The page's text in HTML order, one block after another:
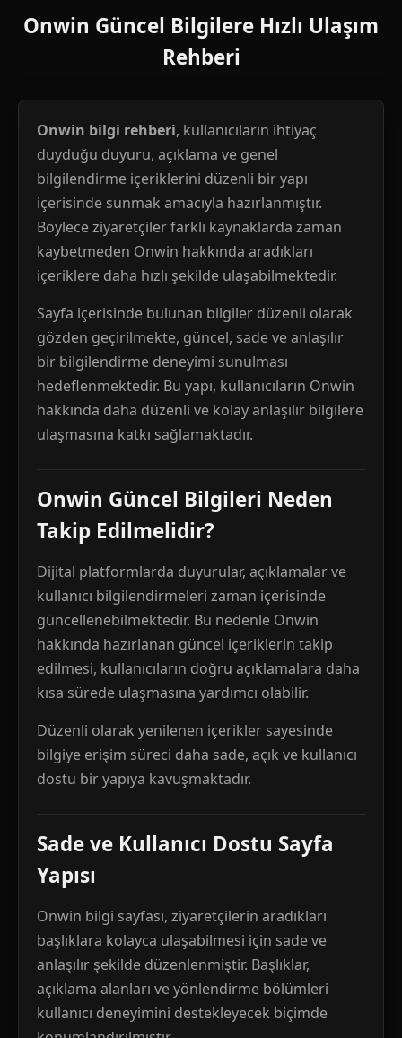
Onwin Güncel Bilgilere Hızlı Ulaşım
Rehberi
Onwin bilgi rehberi, kullanıcıların ihtiyaç
duyduğu duyuru, açıklama ve genel
bilgilendirme içeriklerini düzenli bir yapı
içerisinde sunmak amacıyla hazırlanmıştır.
Böylece ziyaretçiler farklı kaynaklarda zaman
kaybetmeden Onwin hakkında aradıkları
içeriklere daha hızlı şekilde ulaşabilmektedir.
Sayfa içerisinde bulunan bilgiler düzenli olarak
gözden geçirilmekte, güncel, sade ve anlaşılır
bir bilgilendirme deneyimi sunulması
hedeflenmektedir. Bu yapı, kullanıcıların Onwin
hakkında daha düzenli ve kolay anlaşılır bilgilere
ulaşmasına katkı sağlamaktadır.
Onwin Güncel Bilgileri Neden
Takip Edilmelidir?
Dijital platformlarda duyurular, açıklamalar ve
kullanıcı bilgilendirmeleri zaman içerisinde
güncellenebilmektedir. Bu nedenle Onwin
hakkında hazırlanan güncel içeriklerin takip
edilmesi, kullanıcıların doğru açıklamalara daha
kısa sürede ulaşmasına yardımcı olabilir.
Düzenli olarak yenilenen içerikler sayesinde
bilgiye erişim süreci daha sade, açık ve kullanıcı
dostu bir yapıya kavuşmaktadır.
Sade ve Kullanıcı Dostu Sayfa
Yapısı
Onwin bilgi sayfası, ziyaretçilerin aradıkları
başlıklara kolayca ulaşabilmesi için sade ve
anlaşılır şekilde düzenlenmiştir. Başlıklar,
açıklama alanları ve yönlendirme bölümleri
kullanıcı deneyimini destekleyecek biçimde